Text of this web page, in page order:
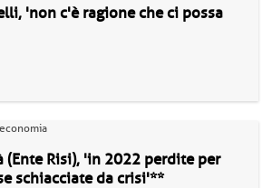
'non c'è ragione che ci possa
(Ente Risi), 'in 2022 perdite per
schiacciate da crisi'**